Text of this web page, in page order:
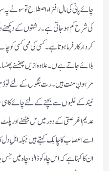
چائے پانی کی مال افزاء اصطلاح تو سونے
کی شرح کم ہوجاتی ہے ۔ رشتوں کے
کردار کار فرما ہوتا ہے ۔ کسی کی ممی کسی کو
بلائے جاتے ہےں ۔ علاوہ ازیں پھنسنے
مرہونِ منت ہیں ۔ رت جَگوں کےلئے تو
نیند کے غلبوں سے بچنے کےلئے چائے کا
عدیم ا لفرصتی کے دور میں مل بیٹھنے اور
اسے اعصاب کا چابک کہتے ہیں جبکہ اہلِ
ان کا کہنا ہے کہ اس چاء کو ڈالو ،چاہ میں